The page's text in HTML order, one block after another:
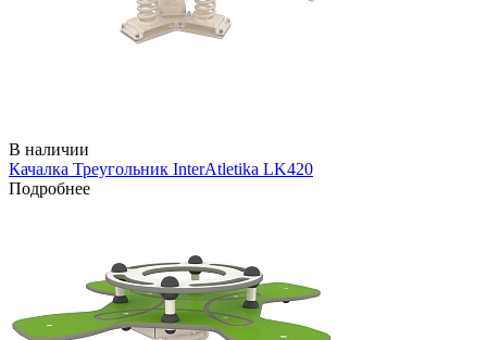
В наличии
Качалка Треугольник InterAtletika LK420
Подробнее